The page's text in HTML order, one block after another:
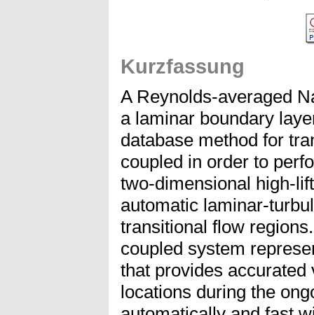
Kurzfassung
A Reynolds-averaged
a laminar boundary
database method for
coupled in order to
two-dimensional high-
automatic laminar-
transitional flow
coupled system
that provides
locations during the